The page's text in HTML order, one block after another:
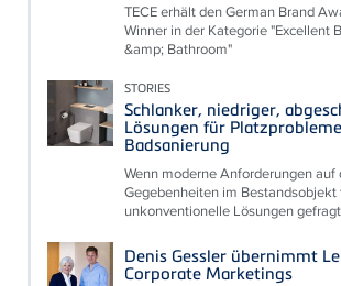
TECE erhält den German Brand
Winner in der Kategorie "Excellent
&amp; Bathroom"
STORIES
Schlanker, niedriger,
Lösungen für
Badsanierung
Wenn moderne Anforderungen auf
Gegebenheiten im Bestandsobjekt
unkonventionelle Lösungen
Denis Gessler übernimmt
Corporate Marketings